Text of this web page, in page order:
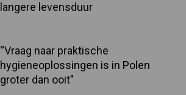
langere levensduur
“Vraag naar praktische
hygieneoplossingen is in Polen
groter dan ooit”